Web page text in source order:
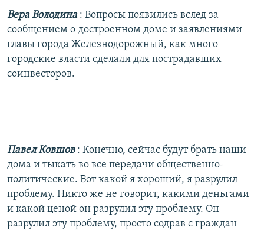
Вера Володина : Вопросы появились вслед за
сообщением о достроенном доме и заявлениями
главы города Железнодорожный, как много
городские власти сделали для пострадавших
соинвесторов.
Павел Ковшов : Конечно, сейчас будут брать наши
дома и тыкать во все передачи общественно-
политические. Вот какой я хороший, я разрулил
проблему. Никто же не говорит, какими деньгами
и какой ценой он разрулил эту проблему. Он
разрулил эту проблему, просто содрав с граждан